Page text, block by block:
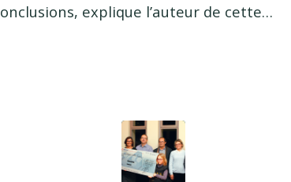
explique l’auteur de cette…